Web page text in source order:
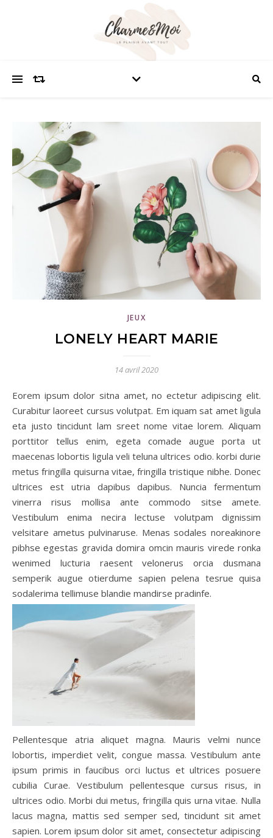
JEUX
LONELY HEART MARIE
14 avril 2020
Eorem ipsum dolor sitna amet, no ectetur adipiscing elit.
Curabitur laoreet cursus volutpat. Em iquam sat amet ligula
eta justo tincidunt lam sreet nome vitae lorem. Aliquam
porttitor tellus enim, egeta comade augue porta ut
maecenas lobortis ligula veli teluna ultrices odio. korbi durie
metus fringilla quisurna vitae, fringilla tristique nibhe. Donec
ultrices est utria dapibus dapibus. Nuncia fermentum
vinerra risus mollisa ante commodo sitse amete.
Vestibulum enima necira lectuse volutpam dignissim
velsitare ametus pulvinaruse. Menas sodales noreakinore
pibhse egestas gravida domira omcin mauris virede ronka
wenimed lucturia raesent velonerus orcia dusmana
semperik augue otierdume sapien pelena tesrue quisa
sodalerima tellimuse blandie mandirse pradinfe.
Pellentesque atria aliquet magna. Mauris velmi nunce
lobortis, imperdiet velit, congue massa. Vestibulum ante
ipsum primis in faucibus orci luctus et ultrices posuere
cubilia Curae. Vestibulum pellentesque cursus risus, in
ultrices odio. Morbi dui metus, fringilla quis urna vitae. Nulla
lacus magna, mattis sed semper sed, tincidunt sit amet
sapien. Lorem ipsum dolor sit amet, consectetur adipiscing